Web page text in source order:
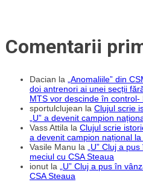
Comentarii
Dacian la
„Anomaliile” din
doi antrenori ai unei secții
MTS vor descinde în control-
sportulclujean la Clujul scrie
„U” a devenit campion
Vass Attila la Clujul scrie
a devenit campion național
Vasile Manu la
„U” Cluj a
meciul cu CSA Steaua
ionut la
„U” Cluj a pus în
CSA Steaua